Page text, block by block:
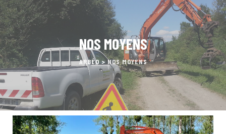
NOS MOYENS
ARBÉO>NOS MOYENS